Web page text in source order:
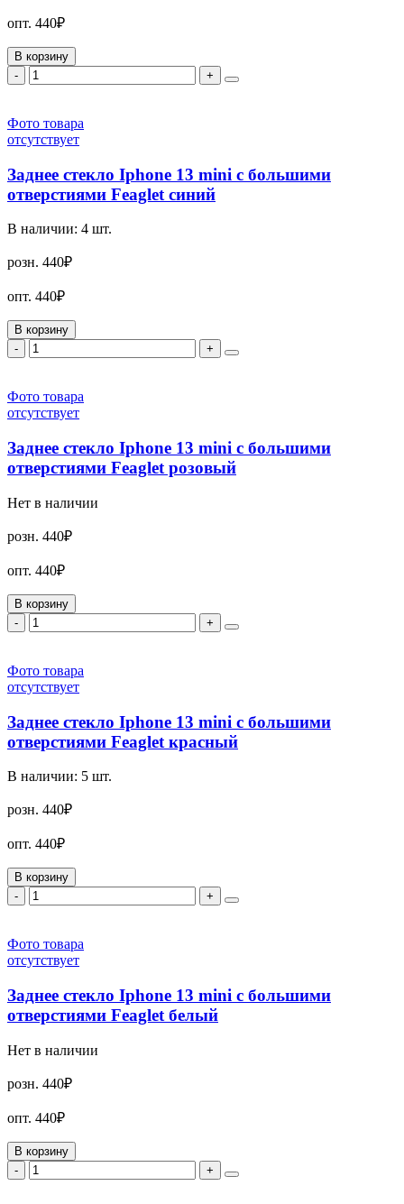
опт. 440₽
В корзину
-
+
Фото товара
отсутствует
Заднее стекло Iphone 13 mini с большими
отверстиями Feaglet синий
В наличии: 4 шт.
розн. 440₽
опт. 440₽
В корзину
-
+
Фото товара
отсутствует
Заднее стекло Iphone 13 mini с большими
отверстиями Feaglet розовый
Нет в наличии
розн. 440₽
опт. 440₽
В корзину
-
+
Фото товара
отсутствует
Заднее стекло Iphone 13 mini с большими
отверстиями Feaglet красный
В наличии: 5 шт.
розн. 440₽
опт. 440₽
В корзину
-
+
Фото товара
отсутствует
Заднее стекло Iphone 13 mini с большими
отверстиями Feaglet белый
Нет в наличии
розн. 440₽
опт. 440₽
В корзину
-
+